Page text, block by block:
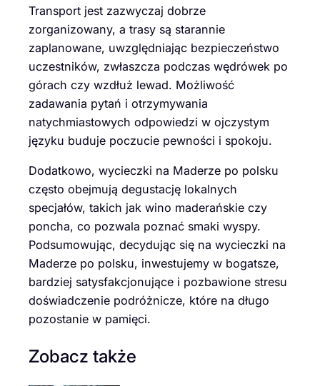
Transport jest zazwyczaj dobrze
zorganizowany, a trasy są starannie
zaplanowane, uwzględniając bezpieczeństwo
uczestników, zwłaszcza podczas wędrówek po
górach czy wzdłuż lewad. Możliwość
zadawania pytań i otrzymywania
natychmiastowych odpowiedzi w ojczystym
języku buduje poczucie pewności i spokoju.
Dodatkowo, wycieczki na Maderze po polsku
często obejmują degustację lokalnych
specjałów, takich jak wino maderańskie czy
poncha, co pozwala poznać smaki wyspy.
Podsumowując, decydując się na wycieczki na
Maderze po polsku, inwestujemy w bogatsze,
bardziej satysfakcjonujące i pozbawione stresu
doświadczenie podróżnicze, które na długo
pozostanie w pamięci.
Zobacz także